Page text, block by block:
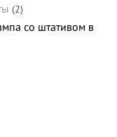
(2)
со штативом в